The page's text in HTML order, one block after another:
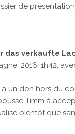
de
das verkaufte
2016, 1h42,
un don hors du
Timm à
bientôt que